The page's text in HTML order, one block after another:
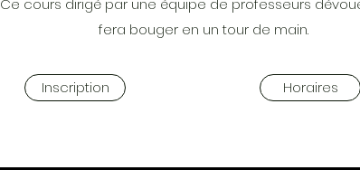
Ce cours dirigé par une équipe de professeurs
fera bouger en un tour de main.
Inscription Horaires